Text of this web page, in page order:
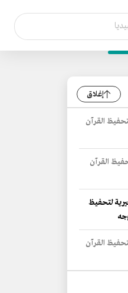
إغلاق
القرآن
القرآن
لتحفيظ
القرآن